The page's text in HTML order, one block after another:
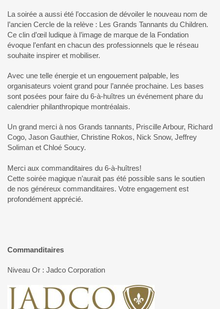
La soirée a aussi été l’occasion de dévoiler le nouveau nom de
l’ancien Cercle de la relève : Les Grands Tannants du Children.
Ce clin d’œil ludique à l’image de marque de la Fondation
évoque l’enfant en chacun des professionnels que le réseau
souhaite inspirer et mobiliser.
Avec une telle énergie et un engouement palpable, les
organisateurs voient grand pour l’année prochaine. Les bases
sont posées pour faire du 6-à-huîtres un événement phare du
calendrier philanthropique montréalais.
Un grand merci à nos Grands tannants, Priscille Arbour, Richard
Cogo, Jason Gauthier, Christine Rokos, Nick Snow, Jeffrey
Soliman et Chloé Soucy.
Merci aux commanditaires du 6-à-huîtres!
Cette soirée magique n’aurait pas été possible sans le soutien
de nos généreux commanditaires. Votre engagement est
profondément apprécié.
Commanditaires
Niveau Or : Jadco Corporation